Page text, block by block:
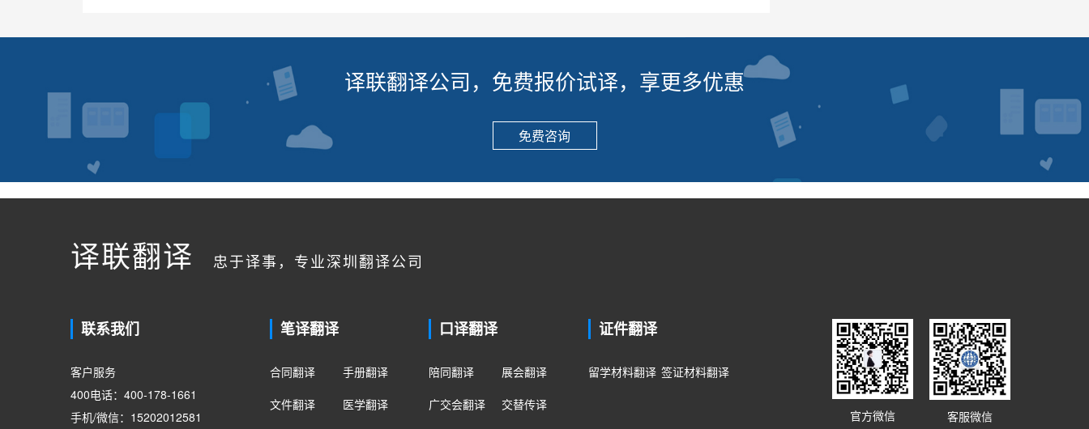
译联翻译公司，免费报价试译，享更多优惠
免费咨询
译联翻译 忠于译事，专业深圳翻译公司
联系我们
客户服务
400电话：400-178-1661
手机/微信：15202012581
笔译翻译
合同翻译
手册翻译
文件翻译
医学翻译
口译翻译
陪同翻译
展会翻译
广交会翻译
交替传译
证件翻译
留学材料翻译 签证材料翻译
客服微信
官方微信